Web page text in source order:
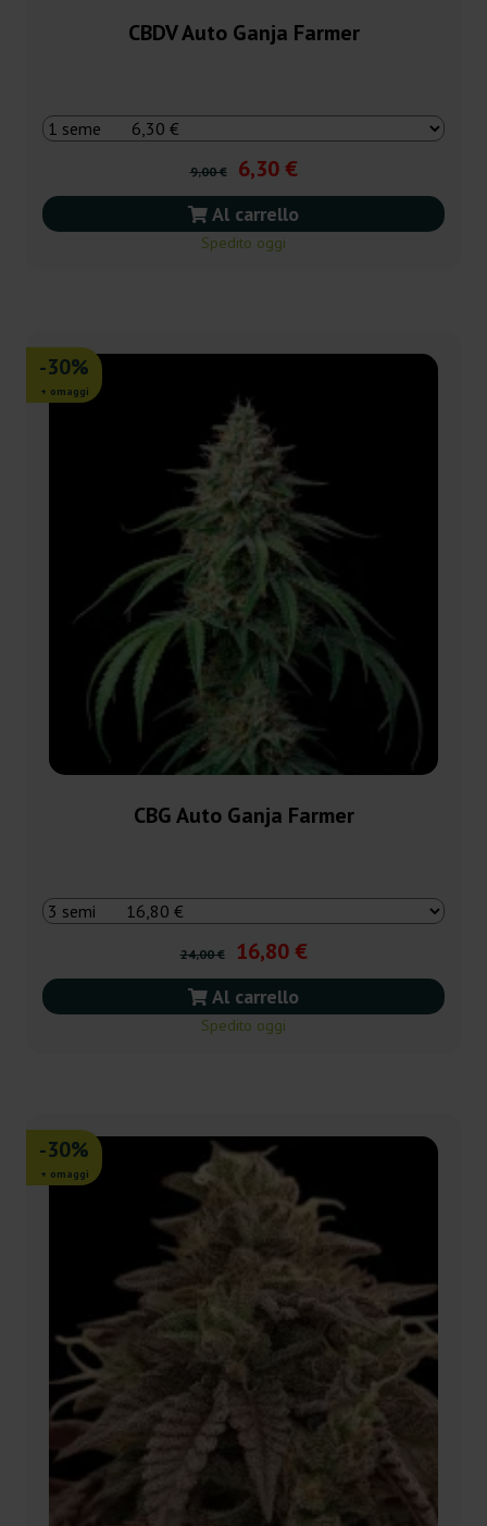
CBDV Auto Ganja Farmer
9,00 € 6,30 €
Al carrello
Spedito oggi
-30%
+ omaggi
CBG Auto Ganja Farmer
24,00 € 16,80 €
Al carrello
Spedito oggi
-30%
+ omaggi